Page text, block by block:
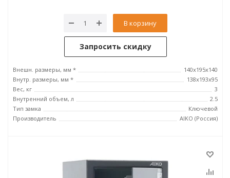
В корзину
Запросить скидку
Внешн. размеры, мм *
140x195x140
Внутр. размеры, мм *
138x193x95
Вес, кг
3
Внутренний объем, л
2.5
Тип замка
Ключевой
Производитель
AIKO (Россия)